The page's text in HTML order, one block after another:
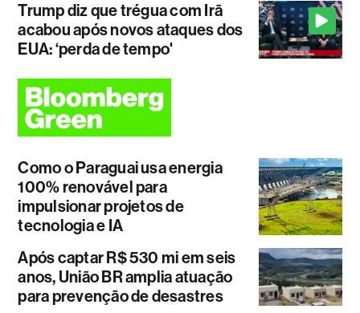
Trump diz que trégua com Irã
acabou após novos ataques dos
EUA: ‘perda de tempo'
Como o Paraguai usa energia
100% renovável para
impulsionar projetos de
tecnologia e IA
Após captar R$ 530 mi em seis
anos, União BR amplia atuação
para prevenção de desastres